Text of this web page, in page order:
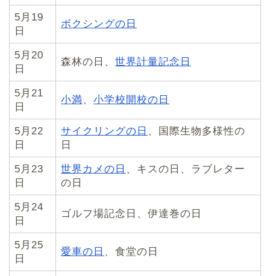
5月19
日
ボクシングの日
5月20
日
森林の日、 世界計量記念日
5月21
日
小満、 小学校開校の日
5月22
日
サイクリングの日 、国際生物多様性の
日
5月23
日
世界カメの日 、キスの日、ラブレター
の日
5月24
日
ゴルフ場記念日、伊達巻の日
5月25
日
愛車の日 、食堂の日